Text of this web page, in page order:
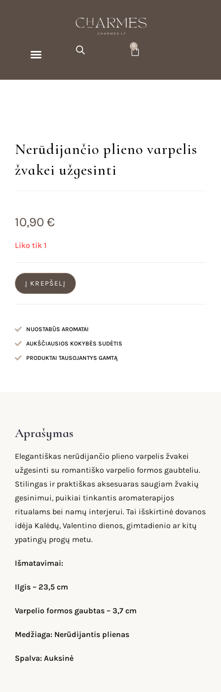
0
Nerūdijančio plieno varpelis
žvakei užgesinti
10,90 €
Liko tik 1
Į KREPŠELĮ
NUOSTABŪS AROMATAI
AUKŠČIAUSIOS KOKYBĖS SUDĖTIS
PRODUKTAI TAUSOJANTYS GAMTĄ
Aprašymas
Elegantiškas nerūdijančio plieno varpelis žvakei
užgesinti su romantiško varpelio formos gaubteliu.
Stilingas ir praktiškas aksesuaras saugiam žvakių
gesinimui, puikiai tinkantis aromaterapijos
ritualams bei namų interjerui. Tai išskirtinė dovanos
idėja Kalėdų, Valentino dienos, gimtadienio ar kitų
ypatingų progų metu.
Išmatavimai:
Ilgis – 23,5 cm
Varpelio formos gaubtas – 3,7 cm
Medžiaga: Nerūdijantis plienas
Spalva: Auksinė